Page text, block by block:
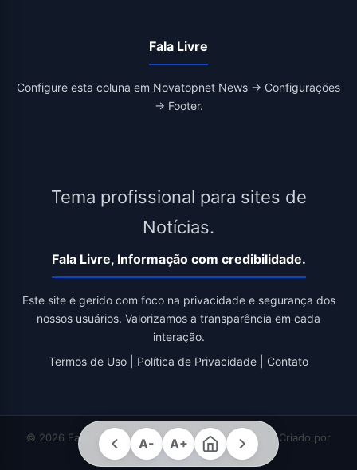
Fala Livre
Configure esta coluna em Novatopnet News → Configurações
→ Footer.
Tema profissional para sites de
Notícias.
Fala Livre, Informação com credibilidade.
Este site é gerido com foco na privacidade e segurança dos
nossos usuários. Valorizamos a transparência em cada
interação.
Termos de Uso
Política de Privacidade Contato
© 2026 Fala Livre. Todos os direitos reservados. | Criado por
Novatopnet
A- A+